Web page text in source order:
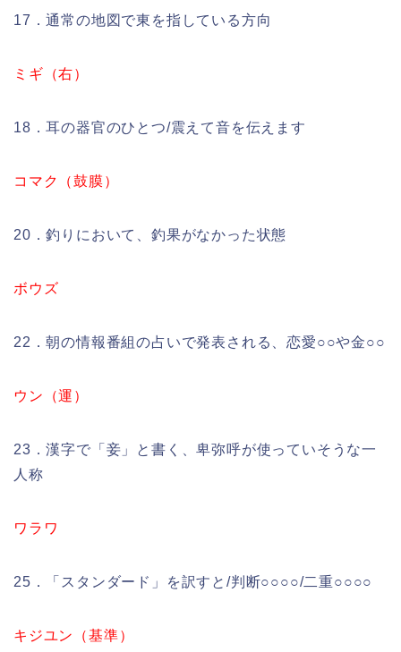
17．通常の地図で東を指している方向
ミギ（右）
18．耳の器官のひとつ/震えて音を伝えます
コマク（鼓膜）
20．釣りにおいて、釣果がなかった状態
ボウズ
22．朝の情報番組の占いで発表される、恋愛○○や金○○
ウン（運）
23．漢字で「妾」と書く、卑弥呼が使っていそうな一
人称
ワラワ
25．「スタンダード」を訳すと/判断○○○○/二重○○○○
キジユン（基準）